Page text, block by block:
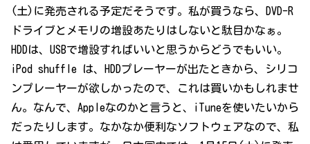
(土)に発売される予定だそうです。私が買うなら、DVD-R
ドライブとメモリの増設あたりはしないと駄目かなぁ。
HDDは、USBで増設すればいいと思うからどうでもいい。
iPod shuffle は、HDDプレーヤーが出たときから、シリコ
ンプレーヤーが欲しかったので、これは買いかもしれませ
ん。なんで、Appleなのかと言うと、iTuneを使いたいから
だったりします。なかなか便利なソフトウェアなので、私